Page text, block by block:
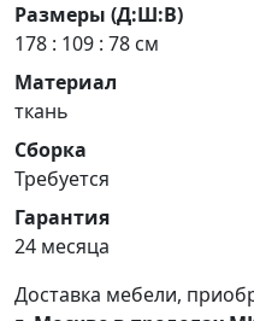
Размеры (Д:Ш:В)
178 : 109 : 78 см
Материал
ткань
Сборка
Требуется
Гарантия
24 месяца
Доставка мебели,